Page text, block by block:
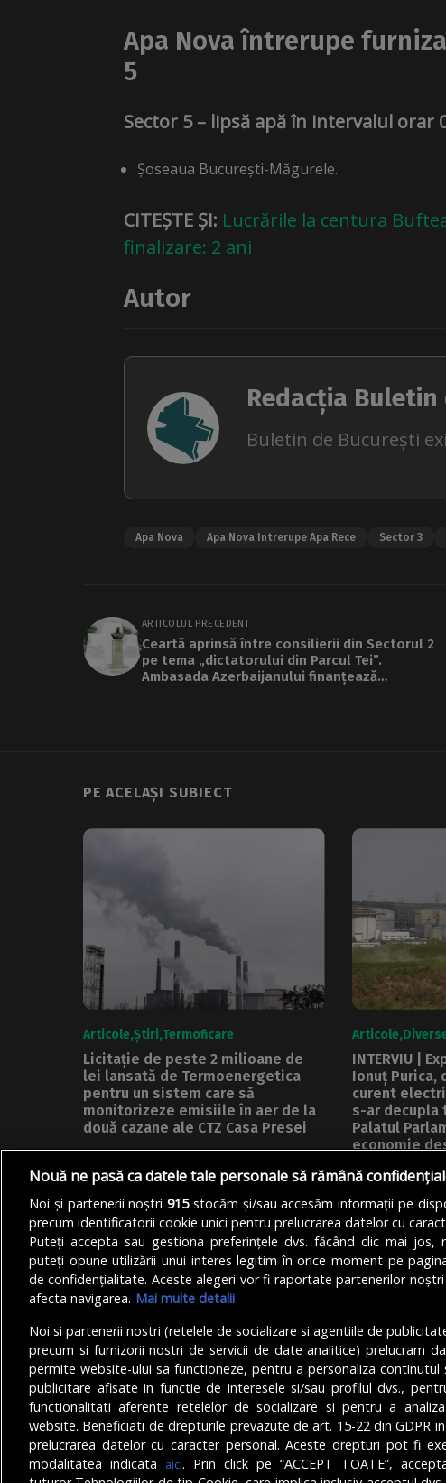
Apa Nova întrerupe
5
Sector 5 – lipsă apă în intervalul orar
Șoseaua București-Măgurele.
CITEȘTE ȘI: Lucrările la centura
finalizare: 2 ani
Autor
Redacția Buletin
Buletin de București
Apa Nova Apa Nova Intrerupe Apa Rece Sector 3
ARTICOLUL PRECEDENT
Ceartă aprinsă între consilierii din Sectorul 2
pe tema „dictatorului din Parcul Tei”.
Ambasada Azerbaijanului finanțează
PE ACELAȘI SUBIECT
Articole Știri Termoficare
Licitație de peste 2 milioane de
lei lansată de Termoenergetica
pentru un sistem care să
monitorizeze emisiile în aer de la
două cazane ale CTZ Casa Presei
Compania Municipală
Termoenergetica București a
lansat o licitație publică pentru
realizarea unui...
DEDENIZ GARGULI 05/08/2026
Articole
INTERVIU |
Ionuț Purica,
curent
s-ar decupla
Palatul
economie
Reducerea
la metrou,
recent în
DEALEXANDRU
© Copyright 2025 - Buletin de București.
Găzduit dePresslabs.com. Powered by TRS Design.
Nouă ne pasă ca datele tale personale să rămână
Noi și partenerii noștri915stocăm și/sau accesăm informații pe
precum identificatorii cookie unici pentru prelucrarea datelor cu
Puteți accepta sau gestiona preferințele dvs. făcând clic mai jos,
puteți opune utilizării unui interes legitim în orice moment pe
de confidențialitate. Aceste alegeri vor fi raportate partenerilor
afecta navigarea. Mai multe detalii
Noi si partenerii nostri (retelele de socializare si agentiile de
precum si furnizorii nostri de servicii de date analitice) prelucram
permite website-ului sa functioneze, pentru a personaliza continutul
publicitare afisate in functie de interesele si/sau profilul dvs.,
functionalitati aferente retelelor de socializare si pentru a
website. Beneficiati de drepturile prevazute de art. 15-22 din GDPR
prelucrarea datelor cu caracter personal. Aceste drepturi pot fi
modalitatea indicata aici. Prin click pe “ACCEPT TOATE”,